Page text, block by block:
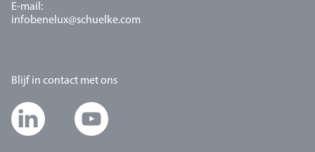
E-mail:
infobenelux@schuelke.com
Blijf in contact met ons